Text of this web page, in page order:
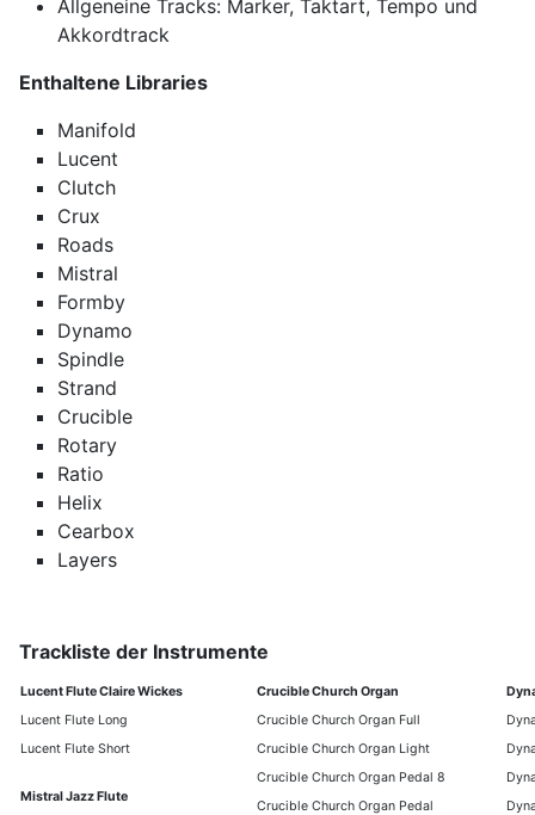
Allgeneine Tracks: Marker, Taktart, Tempo und
Akkordtrack
Enthaltene Libraries
Manifold
Lucent
Clutch
Crux
Roads
Mistral
Formby
Dynamo
Spindle
Strand
Crucible
Rotary
Ratio
Helix
Cearbox
Layers
Trackliste der Instrumente
Lucent Flute Claire Wickes
Lucent Flute Long
Lucent Flute Short
Mistral Jazz Flute
Crucible Church Organ
Crucible Church Organ Full
Crucible Church Organ Light
Crucible Church Organ Pedal 8
Crucible Church Organ Pedal